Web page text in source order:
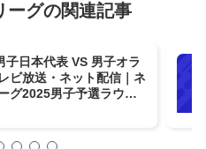
ーグの関連記事
子日本代表 VS 男子オラ
ビ放送・ネット配信｜ネ
グ2025男子予選ラウン